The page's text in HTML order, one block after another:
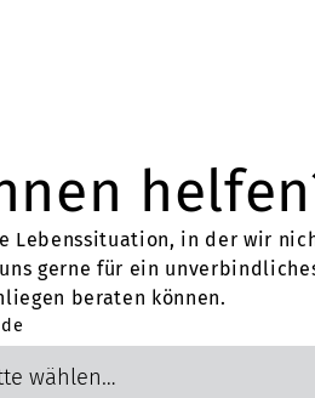
Lebenssituation, in der wir
gerne für ein
beraten können.